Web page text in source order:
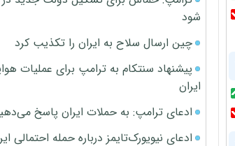
شود
چین ارسال سلاح به ایران را تکذیب کرد
پیشنهاد سنتکام به ترامپ برای عملیات
ایران
ادعای ترامپ: به حملات ایران پاسخ
ادعای نیویورک‌تایمز درباره حمله احتمالی